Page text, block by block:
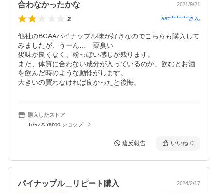
合わなかったかな 2021/9/21
2 ast********さん
他社のBCAAパイナップル味が好きなのでこちらも購入して
みましたが、うーん…　薬臭い
後味が良くなく、粉っぽい感じが残ります。
また、体質に合わない成分が入っているのか、飲むとお酒
を飲んだ時のような動悸がします。
大きいの買わなければ良かったと後悔。
購入したストア
TARZA Yahoo!ショップ
違反報告 いいね 0
パイナップル＿リピート購入 2024/2/17